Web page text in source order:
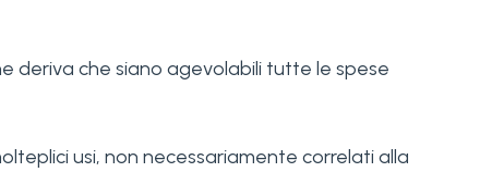
deriva che siano agevolabili tutte le spese
usi, non necessariamente correlati alla